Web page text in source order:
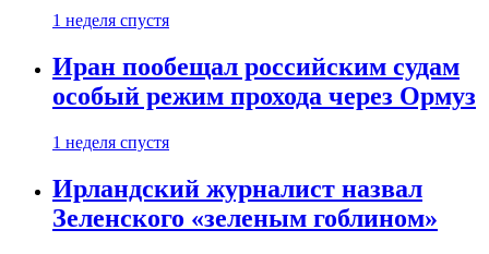
1 неделя спустя
Иран пообещал российским судам
особый режим прохода через Ормуз
1 неделя спустя
Ирландский журналист назвал
Зеленского «зеленым гоблином»